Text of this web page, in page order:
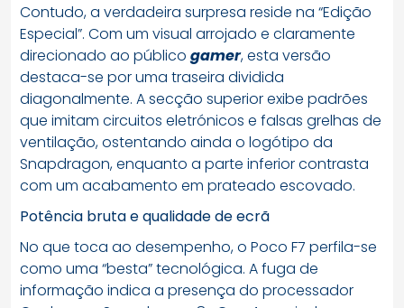
Contudo, a verdadeira surpresa reside na “Edição
Especial”. Com um visual arrojado e claramente
direcionado ao público gamer, esta versão
destaca-se por uma traseira dividida
diagonalmente. A secção superior exibe padrões
que imitam circuitos eletrónicos e falsas grelhas de
ventilação, ostentando ainda o logótipo da
Snapdragon, enquanto a parte inferior contrasta
com um acabamento em prateado escovado.
Potência bruta e qualidade de ecrã
No que toca ao desempenho, o Poco F7 perfila-se
como uma “besta” tecnológica. A fuga de
informação indica a presença do processador